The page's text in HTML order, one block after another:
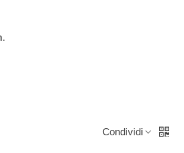
Condividi